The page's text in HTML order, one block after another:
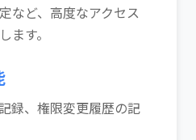
など、高度なアクセス
ます。
録、権限変更履歴の記